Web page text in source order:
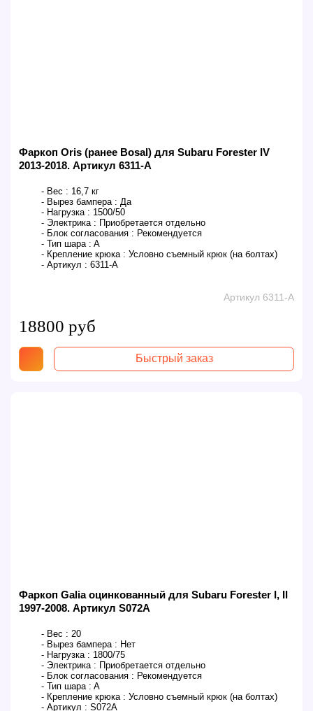
Фаркоп Oris (ранее Bosal) для Subaru Forester IV
2013-2018. Артикул 6311-A
- Вес : 16,7 кг
- Вырез бампера : Да
- Нагрузка : 1500/50
- Электрика : Приобретается отдельно
- Блок согласования : Рекомендуется
- Тип шара : A
- Крепление крюка : Условно съемный крюк (на болтах)
- Артикул : 6311-A
Артикул 6311-A
18800 руб
Быстрый заказ
Фаркоп Galia оцинкованный для Subaru Forester I, II
1997-2008. Артикул S072A
- Вес : 20
- Вырез бампера : Нет
- Нагрузка : 1800/75
- Электрика : Приобретается отдельно
- Блок согласования : Рекомендуется
- Тип шара : A
- Крепление крюка : Условно съемный крюк (на болтах)
- Артикул : S072A